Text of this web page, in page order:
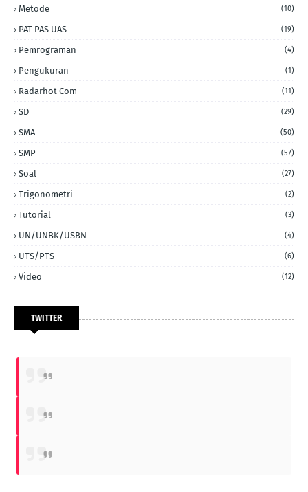
Metode (10)
PAT PAS UAS (19)
Pemrograman (4)
Pengukuran (1)
Radarhot Com (11)
SD (29)
SMA (50)
SMP (57)
Soal (27)
Trigonometri (2)
Tutorial (3)
UN/UNBK/USBN (4)
UTS/PTS (6)
Video (12)
TWITTER